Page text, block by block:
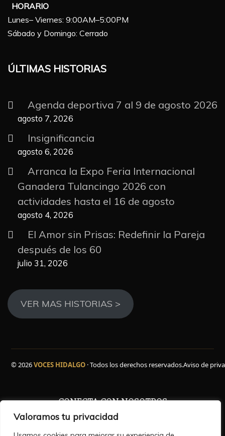
Valoramos tu privacidad
HORARIO
Lunes– Viernes: 9:00AM–5:00PM
Sábado y Domingo: Cerrado
ÚLTIMAS HISTORIAS
Agenda deportiva 7 al 9 de agosto 2026
agosto 7, 2026
Insignificancia
agosto 6, 2026
Arranca la Expo Feria Internacional
Ganadera Tulancingo 2026 con
actividades hasta el 16 de agosto
agosto 4, 2026
El Amor sin Prisas: Redefinir la Pareja
después de los 60
julio 31, 2026
VER MAS HISTORIAS >
© 2026VOCES HIDALGO · Todos los derechos reservados.Aviso de
CONECTA CON NOSOTROS